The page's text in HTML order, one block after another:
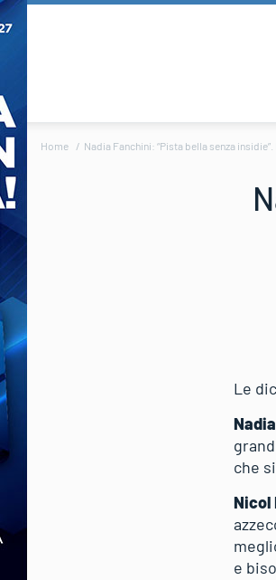
Home Nadia Fanchini: “Pista bella senza
Le
che
Nicol
e